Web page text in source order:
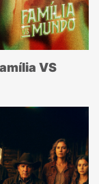
VS